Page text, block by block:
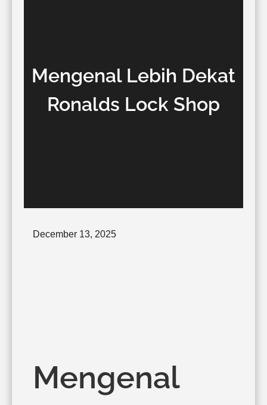
Mengenal Lebih Dekat
Ronalds Lock Shop
Posted
December 13, 2025
Mengenal